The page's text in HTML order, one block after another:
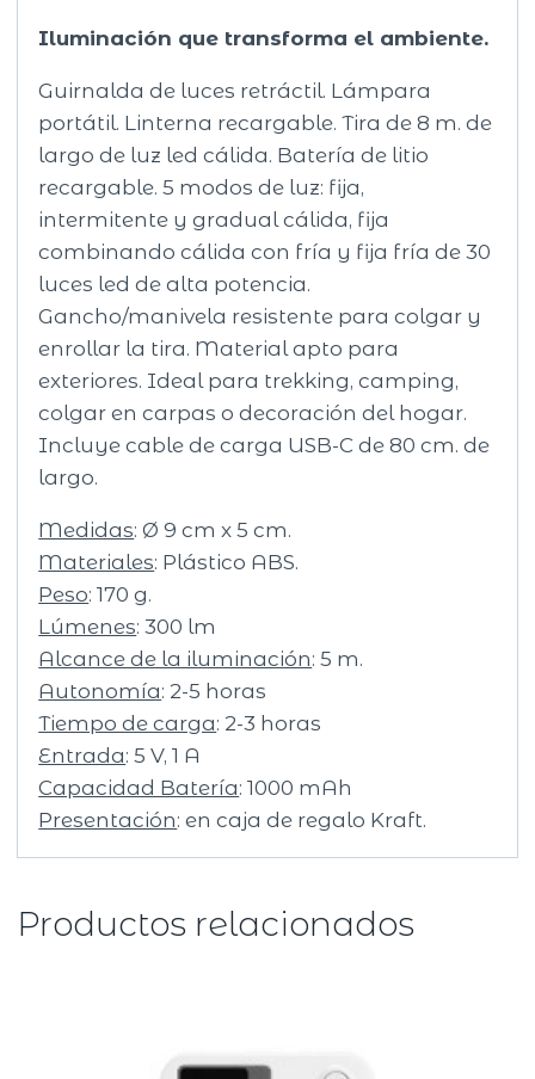
Iluminación que transforma el ambiente.
Guirnalda de luces retráctil. Lámpara
portátil. Linterna recargable. Tira de 8 m. de
largo de luz led cálida. Batería de litio
recargable. 5 modos de luz: fija,
intermitente y gradual cálida, fija
combinando cálida con fría y fija fría de 30
luces led de alta potencia.
Gancho/manivela resistente para colgar y
enrollar la tira. Material apto para
exteriores. Ideal para trekking, camping,
colgar en carpas o decoración del hogar.
Incluye cable de carga USB-C de 80 cm. de
largo.
Medidas: Ø 9 cm x 5 cm.
Materiales: Plástico ABS.
Peso: 170 g.
Lúmenes: 300 lm
Alcance de la iluminación: 5 m.
Autonomía: 2-5 horas
Tiempo de carga: 2-3 horas
Entrada: 5 V, 1 A
Capacidad Batería: 1000 mAh
Presentación: en caja de regalo Kraft.
Productos relacionados